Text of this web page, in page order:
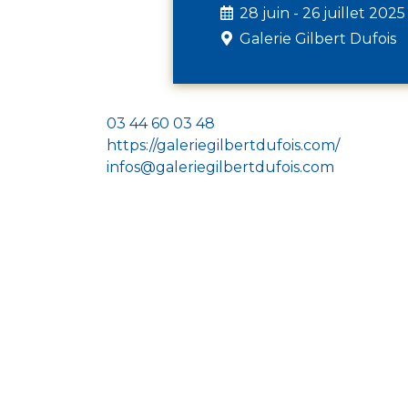
28 juin - 26 juillet 2025
Galerie Gilbert Dufois
03 44 60 03 48
https://galeriegilbertdufois.com/
infos@galeriegilbertdufois.com